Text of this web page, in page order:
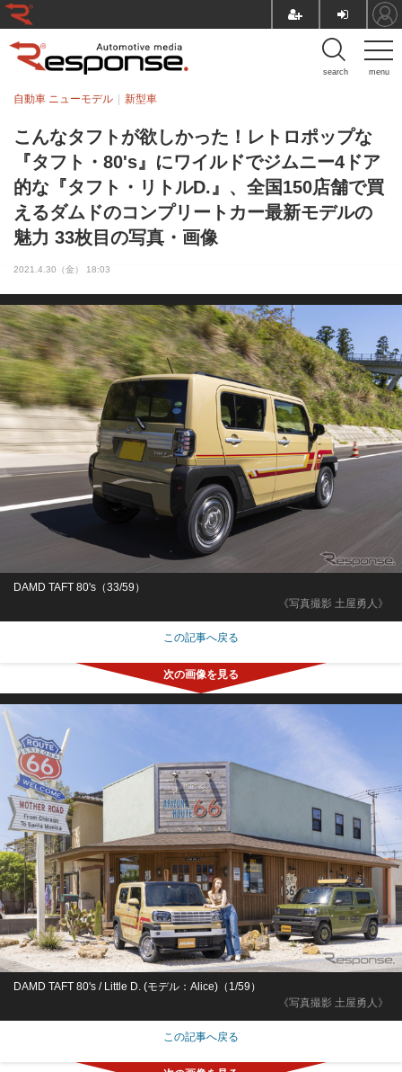
menu
search
こんなタフトが欲しかった！レトロポップな
『タフト・80's』にワイルドでジムニー4ドア
的な『タフト・リトルD.』、全国150店舗で買
えるダムドのコンプリートカー最新モデルの
魅力 33枚目の写真・画像
自動車 ニューモデル 新型車
2021.4.30（金） 18:03
《写真撮影 土屋勇人》
DAMD TAFT 80's（33/59）
この記事へ戻る
《写真撮影 土屋勇人》
DAMD TAFT 80's / Little D. (モデル：Alice)（1/59）
この記事へ戻る